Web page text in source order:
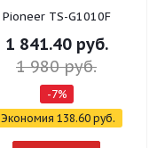
Pioneer TS-G1010F
1 841.40руб.
1 980руб.
-7%
Экономия 138.60руб.